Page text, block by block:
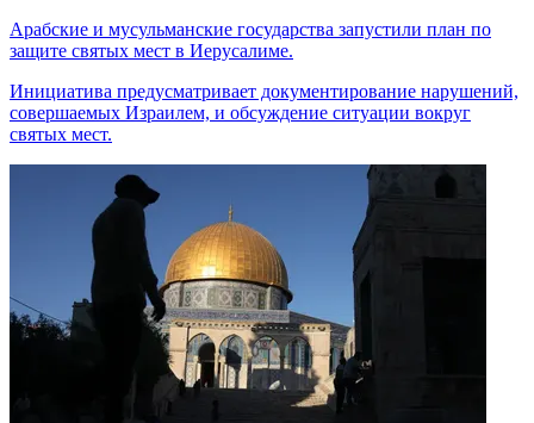
Арабские и мусульманские государства запустили план по
защите святых мест в Иерусалиме.
Инициатива предусматривает документирование нарушений,
совершаемых Израилем, и обсуждение ситуации вокруг
святых мест.